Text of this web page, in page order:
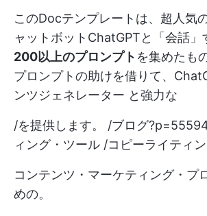
このDocテンプレートは、超人気
ャットボットChatGPTと「会話」
200以上のプロンプト を集めたも
プロンプトの助けを借りて、
ンツジェネレーター と強力な
/を提供します。 /ブログ
ィング・ツール /コピーライティ
コンテンツ・マーケティング・プ
めの。